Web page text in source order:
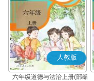
人教版
六年级道德与法治上册(部编